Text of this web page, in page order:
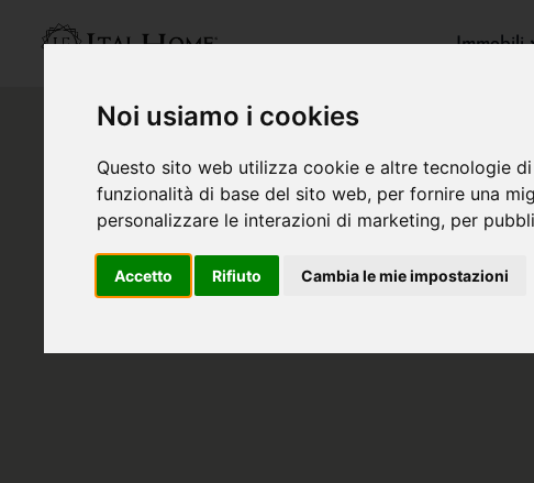
Noi usiamo i cookies
Questo sito web utilizza cookie e altre tecnologie
funzionalità di base del sito web, per fornire una
personalizzare le interazioni di marketing, per
Accetto Rifiuto Cambia le mie impostazioni
Immobili